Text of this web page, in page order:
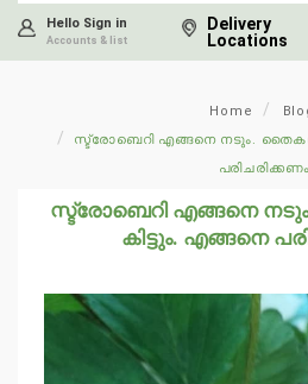
Hello Sign in
Accounts & list
Delivery
Locations
Home
സ്ട്രോബെറി എങ്ങനെ നടും.
സ്ട്രോബെറി എങ്ങനെ
കിട്ടും. എങ്ങനെ